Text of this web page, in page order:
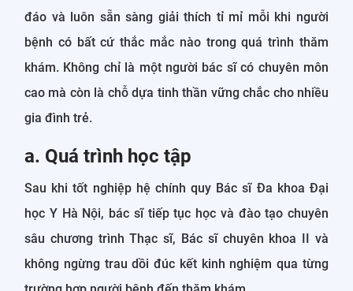
đáo và luôn sẵn sàng giải thích tỉ mỉ mỗi khi người
bệnh có bất cứ thắc mắc nào trong quá trình thăm
khám. Không chỉ là một người bác sĩ có chuyên môn
cao mà còn là chỗ dựa tinh thần vững chắc cho nhiều
gia đình trẻ.
a. Quá trình học tập
Sau khi tốt nghiệp hệ chính quy Bác sĩ Đa khoa Đại
học Y Hà Nội, bác sĩ tiếp tục học và đào tạo chuyên
sâu chương trình Thạc sĩ, Bác sĩ chuyên khoa II và
không ngừng trau dồi đúc kết kinh nghiệm qua từng